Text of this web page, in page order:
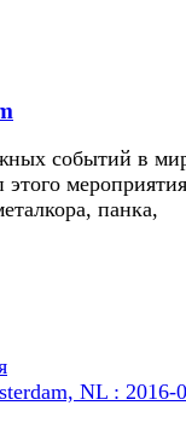
событий в
этого мероприятия
панка,